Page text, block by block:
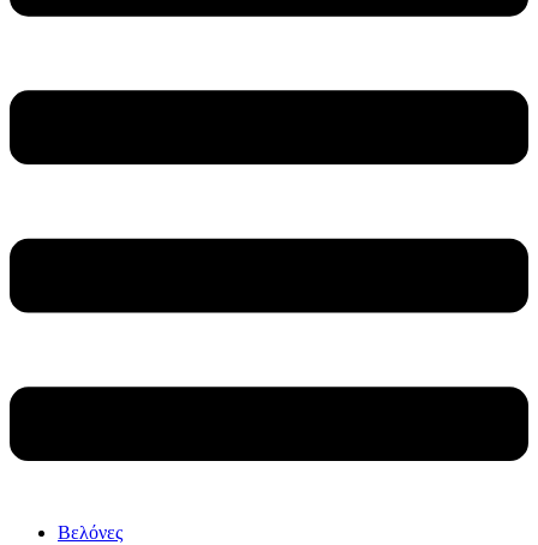
Βελόνες